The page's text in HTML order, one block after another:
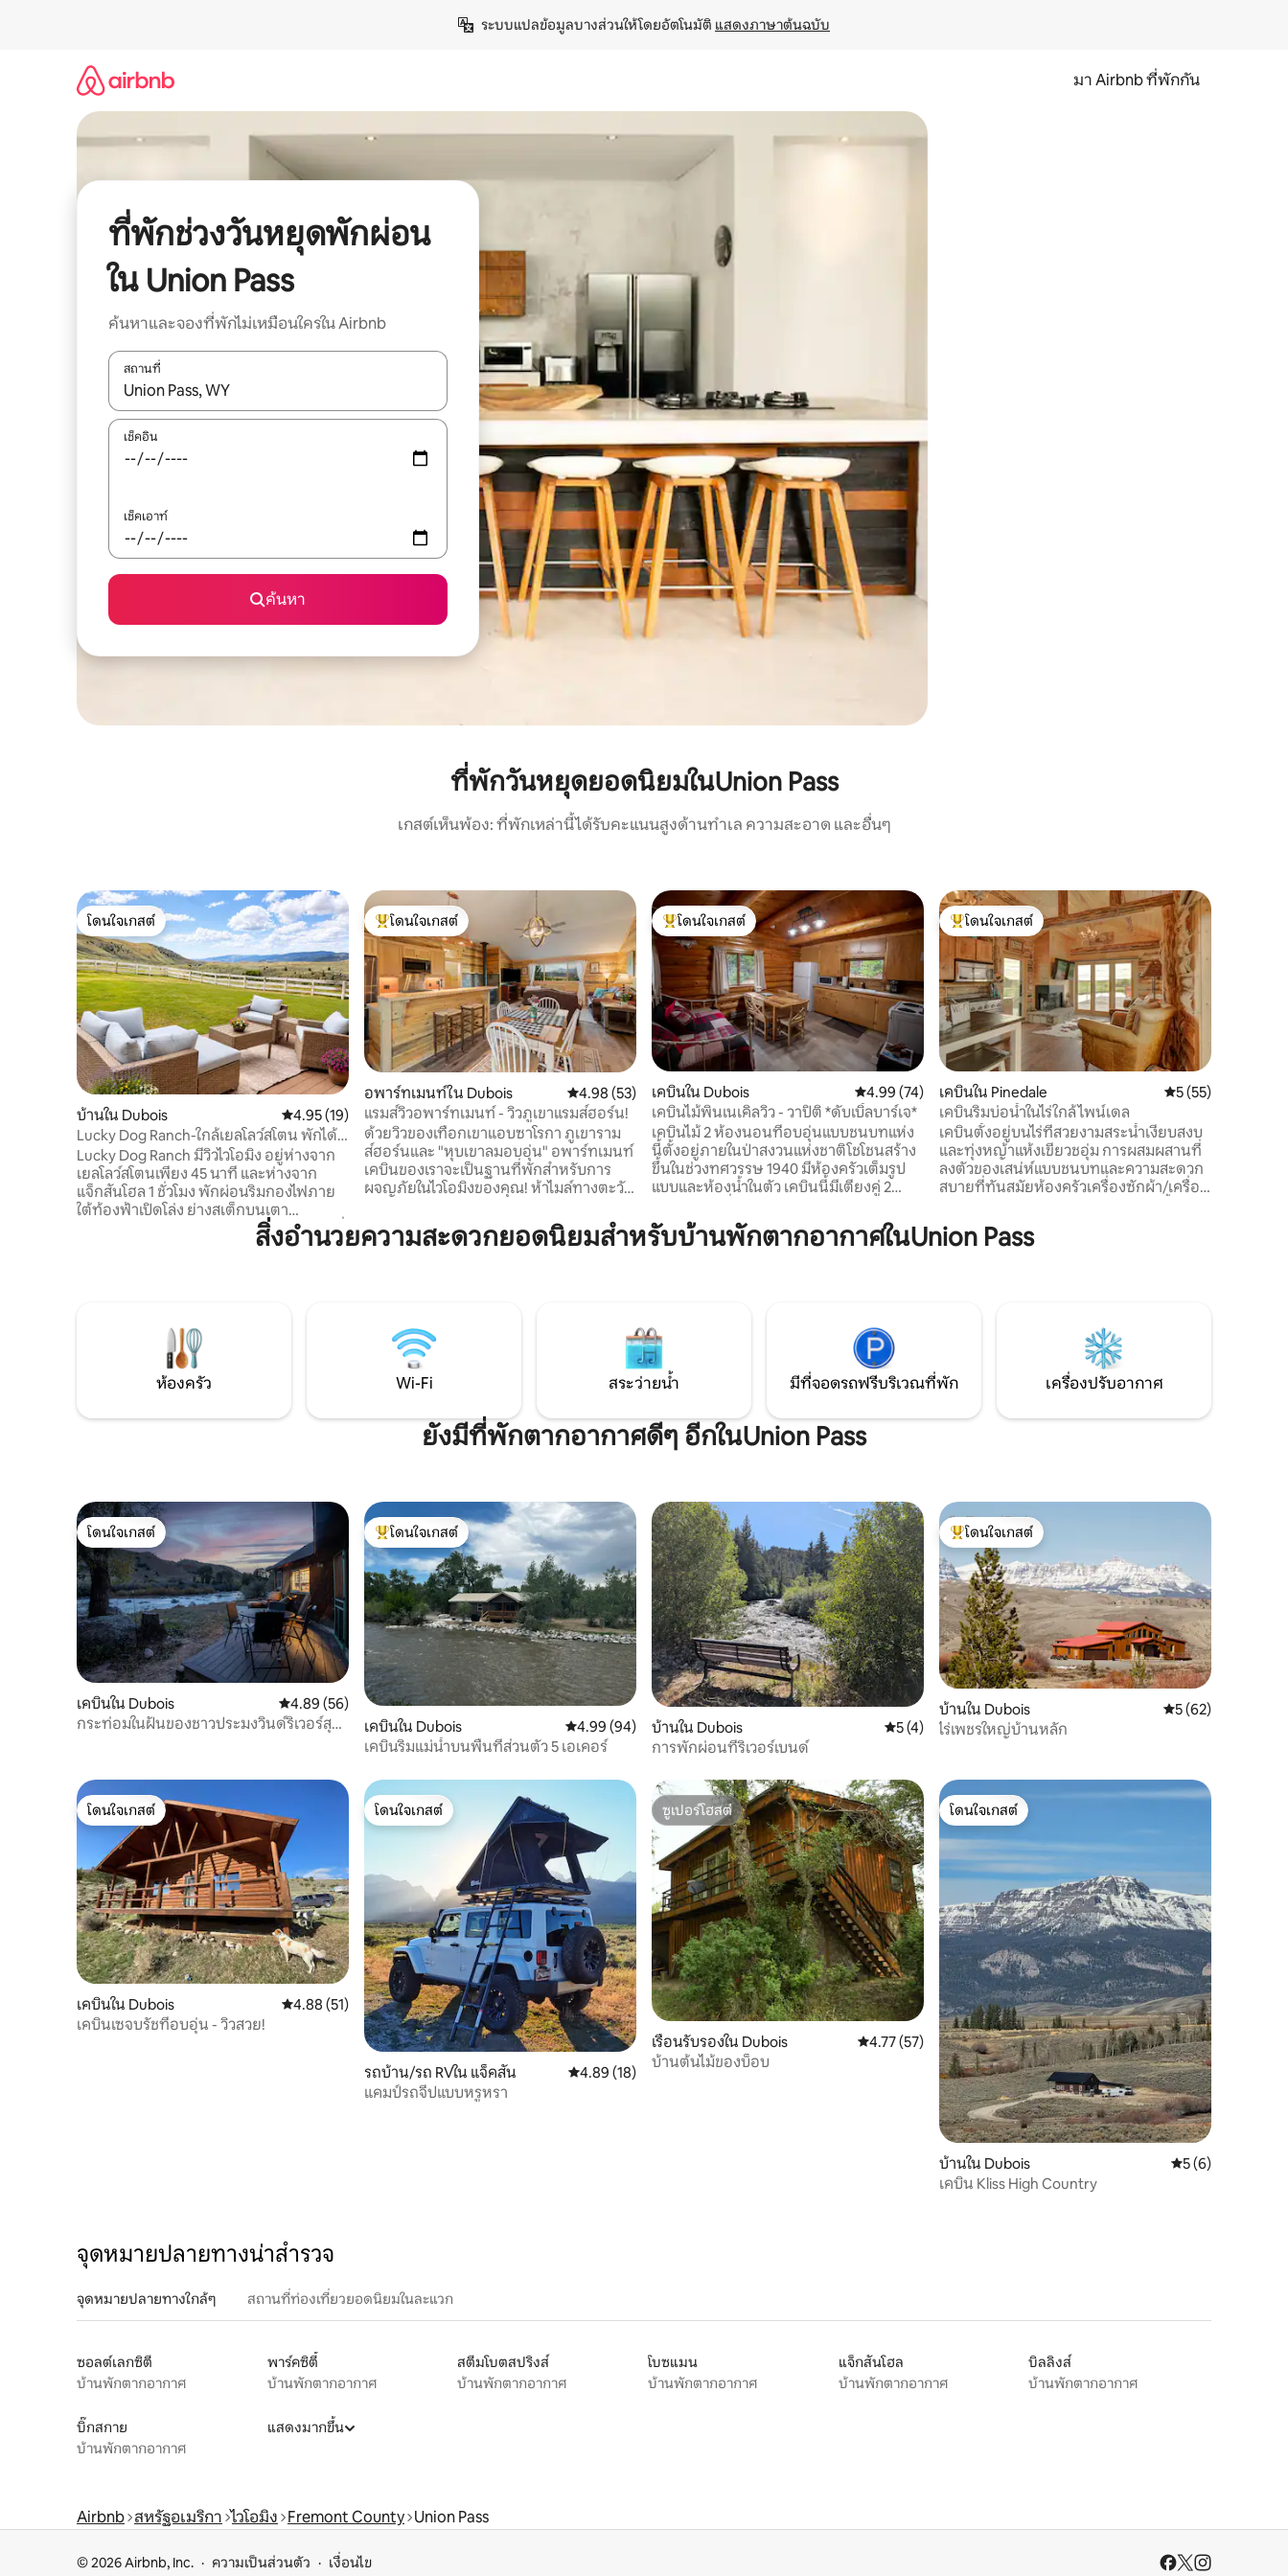
ระบบแปลข้อมูลบางส่วนให้โดยอัตโนมัติ แสดงภาษาต้นฉบับ
มา Airbnb ที่พักกัน
ที่พักช่วงวันหยุดพักผ่อน
ใน Union Pass
ค้นหาและจองที่พักไม่เหมือนใครใน Airbnb
สถานที่
ใช้ลูกศรขึ้นลง หรือใช้การสัมผัสหรือปัด เพื่อสำรวจผลการค้นหา
เช็คอิน
เช็คเอาท์
ค้นหา
ที่พักวันหยุดยอดนิยมในUnion Pass
เกสต์เห็นพ้อง: ที่พักเหล่านี้ได้รับคะแนนสูงด้านทำเล ความสะอาด และอื่นๆ
โดนใจเกสต์
โดนใจเกสต์
บ้านใน Dubois คะแนนเฉลี่ย 4.95 จาก 5, 19 รีวิว
4.95 (19)
Lucky Dog Ranch-ใกล้เยลโลว์สโตน พักได้ 8
ท่าน
Lucky Dog Ranch มีวิวไวโอมิง อยู่ห่างจาก
เยลโลว์สโตนเพียง 45 นาที และห่างจาก
แจ็กสันโฮล 1 ชั่วโมง พักผ่อนริมกองไฟภาย
ใต้ท้องฟ้าเปิดโล่ง ย่างสเต็กบนเตา
Blackstone และเพลิดเพลินกับบรรยากาศที่
เงียบสงบ บ้าน 3 ห้องนอนนี้รองรับได้ 8 คน:
นั่งเล่นและรับประทานอาหารที่กว้างขวาง
อยู่ติดกับทางหลวงหมายเลข 26 ใกล้ดูบัว
ติดกับสถานที่เดินป่า ตกปลา และผจญภัย
โดนใจเกสต์ที่สุด
โดนใจเกสต์
อพาร์ทเมนท์ใน Dubois คะแนนเฉลี่ย 4.98 จาก 5, 53 รีวิว
4.98 (53)
แรมส์วิวอพาร์ทเมนท์ - วิวภูเขาแรมส์ฮอร์น!
ด้วยวิวของเทือกเขาแอบซาโรกา ภูเขาราม
ส์ฮอร์นและ "หุบเขาลมอบอุ่น" อพาร์ทเมนท์
เคบินของเราจะเป็นฐานที่พักสำหรับการ
ผจญภัยในไวโอมิงของคุณ! ห้าไมล์ทางตะวัน
และบริดเจอร์เทตันแนทชันแนล ป่า 1 ชม. ถึง
แกรนด์เทตัน 1.5 ชม. ถึงอุทยานแห่งชาติเยล
รวมถึงโรดีโอคืนวันศุกร์ การล่องแก่ง การขี่
เอทีวี และการผจญภัยบนหลังม้า
โดนใจเกสต์ที่สุด
โดนใจเกสต์
เคบินใน Dubois คะแนนเฉลี่ย 4.99 จาก 5, 74 รีวิว
4.99 (74)
เคบินไม้พินเนเคิลวิว - วาปิติ *ดับเบิ้ลบาร์เจ*
เคบินไม้ 2 ห้องนอนที่อบอุ่นแบบชนบทแห่ง
นี้ตั้งอยู่ภายในป่าสงวนแห่งชาติโชโชนสร้าง
ขึ้นในช่วงทศวรรษ 1940 มีห้องครัวเต็มรูป
แบบและห้องน้ำในตัว เคบินนี้มีเตียงคู่ 2
สามารถนอนได้ 6 คนอย่างสบายๆ การตื่น
ขึ้นมาชมวิวอันงดงามของ Pinnacle Buttes
และในฤดูหนาวสโนว์โมบิลและการเล่นสกี
ข้ามประเทศ
โดนใจเกสต์ที่สุด
โดนใจเกสต์
เคบินใน Pinedale คะแนนเฉลี่ย 5 จาก
5 (55)
เคบินริมบ่อน้ำในไร่ใกล้ไพน์เดล
เคบินตั้งอยู่บนไร่ที่สวยงามสระน้ำเงียบสงบ
และทุ่งหญ้าแห้งเขียวชอุ่ม การผสมผสานที่
ลงตัวของเสน่ห์แบบชนบทและความสะดวก
สบายที่ทันสมัยห้องครัวเครื่องซักผ้า/เครื่อง
วอล์คอินฯลฯ ดาดฟ้าขนาดใหญ่มีภูเขาที่น่า
ทึ่งและวิวน้ำที่เงียบสงบ เตาผิงแก๊สกลางแจ้ง
ชีวิตชนบทระหว่างทางไปแจ็คสันโฮลและเยล
สิ่งอำนวยความสะดวกยอดนิยมสำหรับบ้านพักตากอากาศในUnion Pass
ห้องครัว Wi-Fi สระว่ายน้ำ มีที่จอดรถฟรีบริเวณที่พัก เครื่องปรับอากาศ
ยังมีที่พักตากอากาศดีๆ อีกในUnion Pass
โดนใจเกสต์
โดนใจเกสต์
เคบินใน Dubois คะแนนเฉลี่ย 4.89 จาก 5, 56 รีวิว
4.89 (56)
กระท่อมในฝันของชาวประมงวินด์ริเวอร์สุด
โดนใจเกสต์ที่สุด
โดนใจเกสต์
เคบินใน Dubois คะแนนเฉลี่ย 4.99 จาก 5, 94 รีวิว
4.99 (94)
เคบินริมแม่น้ำบนพื้นที่ส่วนตัว 5 เอเคอร์
บ้านใน Dubois คะแนนเฉลี่ย 5 จาก 5, 4 รีวิว
5 (4)
การพักผ่อนที่ริเวอร์เบนด์
โดนใจเกสต์ที่สุด
โดนใจเกสต์
บ้านใน Dubois คะแนนเฉลี่ย 5 จาก
5 (62)
ไร่เพชรใหญ่บ้านหลัก
โดนใจเกสต์
โดนใจเกสต์
เคบินใน Dubois คะแนนเฉลี่ย 4.88 จาก 5, 51 รีวิว
4.88 (51)
เคบินเซจบรัชที่อบอุ่น - วิวสวย!
โดนใจเกสต์
โดนใจเกสต์
รถบ้าน/รถ RVใน แจ็คสัน คะแนนเฉลี่ย 4.89 จาก 5, 18 รีวิว
4.89 (18)
แคมป์รถจี๊ปแบบหรูหรา
ซูเปอร์โฮสต์
ซูเปอร์โฮสต์
เรือนรับรองใน Dubois คะแนนเฉลี่ย 4.77 จาก 5, 57 รีวิว
4.77 (57)
บ้านต้นไม้ของบ็อบ
โดนใจเกสต์
โดนใจเกสต์
บ้านใน Dubois คะแนนเฉลี่ย 5 จา
5 (6)
เคบิน Kliss High Country
จุดหมายปลายทางน่าสำรวจ
จุดหมายปลายทางใกล้ๆ สถานที่ท่องเที่ยวยอดนิยมในละแวก
ซอลต์เลกซิตี
บ้านพักตากอากาศ
พาร์คซิตี้
บ้านพักตากอากาศ
สตีมโบตสปริงส์
บ้านพักตากอากาศ
โบซแมน
บ้านพักตากอากาศ
แจ็กสันโฮล
บ้านพักตากอากาศ
บิลลิงส์
บ้านพักตากอากาศ
บิ๊กสกาย
บ้านพักตากอากาศ
แสดงมากขึ้น
Airbnb สหรัฐอเมริกา ไวโอมิง Fremont County Union Pass
© 2026 Airbnb, Inc. ความเป็นส่วนตัว เงื่อนไข